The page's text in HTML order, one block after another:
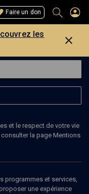
Faire un don
les
et le respect de votre vie
la page Mentions
programmes et services,
une expérience